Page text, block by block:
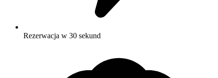
Rezerwacja w 30 sekund